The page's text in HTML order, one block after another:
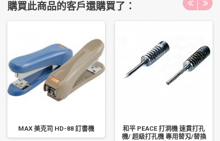
購買此商品的客戶還購買了：
MAX 美克司 HD-88 訂書機
和平 PEACE 打洞機 速貫打孔
機/ 超級打孔機 專用替刄/替換